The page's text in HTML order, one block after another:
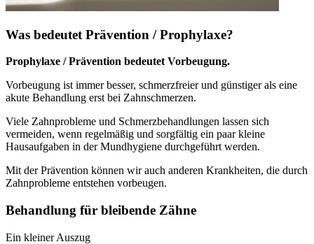
Was bedeutet Prävention / Prophylaxe?
Prophylaxe / Prävention bedeutet Vorbeugung.
Vorbeugung ist immer besser, schmerzfreier und günstiger als eine
akute Behandlung erst bei Zahnschmerzen.
Viele Zahnprobleme und Schmerzbehandlungen lassen sich
vermeiden, wenn regelmäßig und sorgfältig ein paar kleine
Hausaufgaben in der Mundhygiene durchgeführt werden.
Mit der Prävention können wir auch anderen Krankheiten, die durch
Zahnprobleme entstehen vorbeugen.
Behandlung für bleibende Zähne
Ein kleiner Auszug